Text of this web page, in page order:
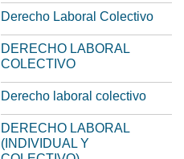
Derecho Laboral Colectivo
DERECHO LABORAL
COLECTIVO
Derecho laboral colectivo
DERECHO LABORAL
(INDIVIDUAL Y